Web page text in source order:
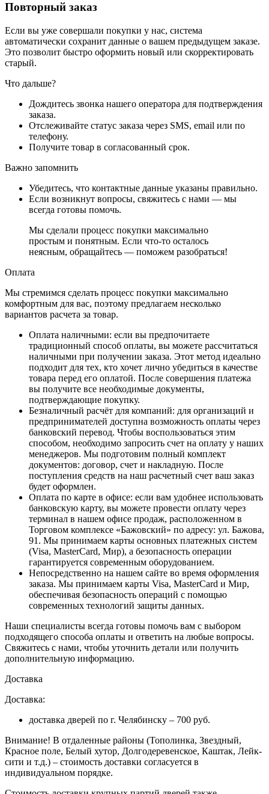
Повторный заказ
Если вы уже совершали покупки у нас, система
автоматически сохранит данные о вашем предыдущем заказе.
Это позволит быстро оформить новый или скорректировать
старый.
Что дальше?
Дождитесь звонка нашего оператора для подтверждения
заказа.
Отслеживайте статус заказа через SMS, email или по
телефону.
Получите товар в согласованный срок.
Важно запомнить
Убедитесь, что контактные данные указаны правильно.
Если возникнут вопросы, свяжитесь с нами — мы
всегда готовы помочь.
Мы сделали процесс покупки максимально
простым и понятным. Если что-то осталось
неясным, обращайтесь — поможем разобраться!
Оплата
Мы стремимся сделать процесс покупки максимально
комфортным для вас, поэтому предлагаем несколько
вариантов расчета за товар.
Оплата наличными: если вы предпочитаете
традиционный способ оплаты, вы можете рассчитаться
наличными при получении заказа. Этот метод идеально
подходит для тех, кто хочет лично убедиться в качестве
товара перед его оплатой. После совершения платежа
вы получите все необходимые документы,
подтверждающие покупку.
Безналичный расчёт для компаний: для организаций и
предпринимателей доступна возможность оплаты через
банковский перевод. Чтобы воспользоваться этим
способом, необходимо запросить счет на оплату у наших
менеджеров. Мы подготовим полный комплект
документов: договор, счет и накладную. После
поступления средств на наш расчетный счет ваш заказ
будет оформлен.
Оплата по карте в офисе: если вам удобнее использовать
банковскую карту, вы можете провести оплату через
терминал в нашем офисе продаж, расположенном в
Торговом комплексе «Бажовский» по адресу: ул. Бажова,
91. Мы принимаем карты основных платежных систем
(Visa, MasterCard, Мир), а безопасность операции
гарантируется современным оборудованием.
Непосредственно на нашем сайте во время оформления
заказа. Мы принимаем карты Visa, MasterCard и Мир,
обеспечивая безопасность операций с помощью
современных технологий защиты данных.
Наши специалисты всегда готовы помочь вам с выбором
подходящего способа оплаты и ответить на любые вопросы.
Свяжитесь с нами, чтобы уточнить детали или получить
дополнительную информацию.
Доставка
Доставка:
доставка дверей по г. Челябинску – 700 руб.
Внимание! В отдаленные районы (Тополинка, Звездный,
Красное поле, Белый хутор, Долгодеревенское, Каштак, Лейк-
сити и т.д.) – стоимость доставки согласуется в
индивидуальном порядке.